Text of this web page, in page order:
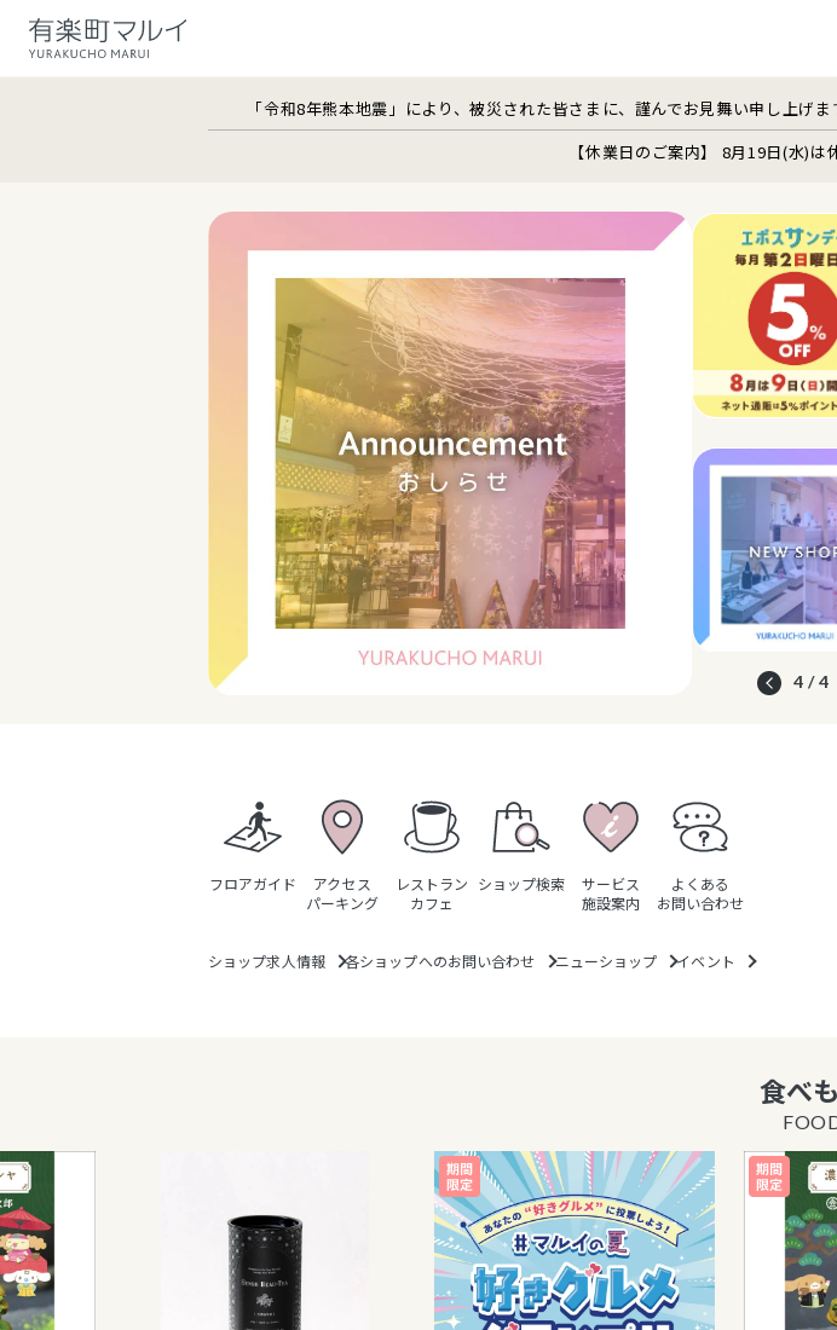
「令和8年熊本地震」により、被災された皆さまに、謹んでお見舞い申し上げ
【休業日のご案内】 8月19日(水)は
1 / 4
フロアガイド
アクセス
パーキング
レストラン
カフェ
ショップ検索
サービス
施設案内
よくある
お問い合わせ
ショップ求人情報 各ショップへのお問い合わせ ニューショップ イベント
食べ